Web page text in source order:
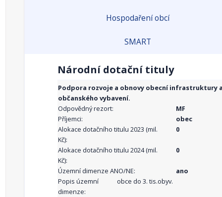
Hospodaření obcí
SMART
Národní dotační tituly
Podpora rozvoje a obnovy obecní infrastruktury
občanského vybavení.
Odpovědný rezort:
MF
Příjemci:
obec
Alokace dotačního titulu 2023 (mil.
Kč):
0
Alokace dotačního titulu 2024 (mil.
Kč):
0
Územní dimenze ANO/NE:
ano
Popis územní
dimenze:
obce do 3. tis.obyv.